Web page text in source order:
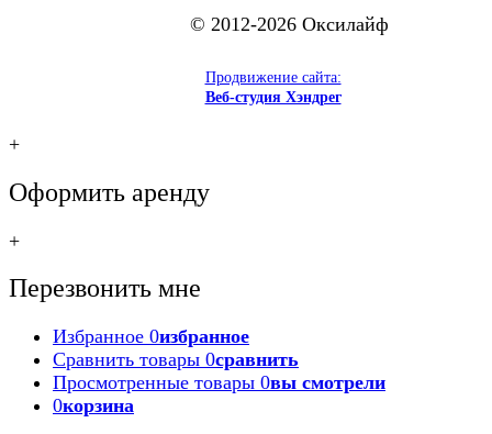
© 2012-2026 Оксилайф
Продвижение сайта:
Веб-студия Хэндрег
+
Оформить аренду
+
Перезвонить мне
Избранное 0избранное
Сравнить товары 0сравнить
Просмотренные товары 0вы смотрели
0корзина